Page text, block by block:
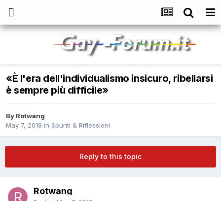
«È l'era dell'individualismo insicuro, ribellarsi
è sempre più difficile»
By Rotwang
May 7, 2018 in Spunti & Riflessioni
Reply to this topic
Rotwang